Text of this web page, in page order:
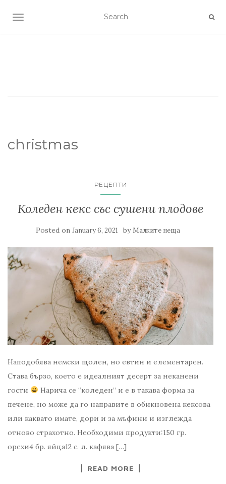
TOGGLE NAVIGATION
christmas
РЕЦЕПТИ
Коледен кекс със сушени плодове
Posted on January 6, 2021 by Малките неща
Наподобява немски щолен, но евтин и елементарен.
Става бързо, което е идеалният десерт за неканени
гости
Нарича се “коледен” и е в такава форма за
печене, но може да го направите в обикновена кексова
или каквато имате, дори и за мъфини и изглежда
отново страхотно. Необходими продукти:150 гр.
орехи4 бр. яйца12 с. л. кафява […]
READ MORE